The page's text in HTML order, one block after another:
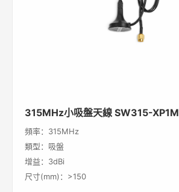
315MHz小吸盤天線 SW315-XP1M
頻率：315MHz
類型：吸盤
增益：3dBi
尺寸(mm)：>150